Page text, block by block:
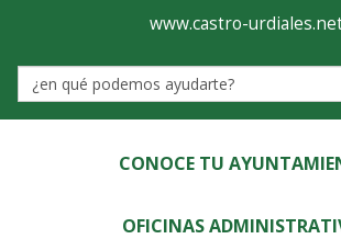
Ayuntamiento
de
Castro-
Urdiales
www.castro-
Label
CONOCE TU
OFICINAS